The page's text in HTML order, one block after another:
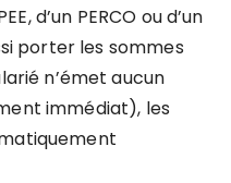
d’un PERCO ou d’un
porter les sommes
n’émet aucun
immédiat), les